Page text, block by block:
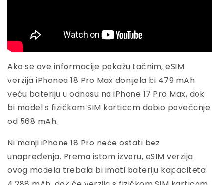
Ako se ove informacije pokažu tačnim, eSIM
verzija iPhonea 18 Pro Max donijela bi 479 mAh
veću bateriju u odnosu na iPhone 17 Pro Max, dok
bi model s fizičkom SIM karticom dobio povećanje
od 568 mAh.
Ni manji iPhone 18 Pro neće ostati bez
unapređenja. Prema istom izvoru, eSIM verzija
ovog modela trebala bi imati bateriju kapaciteta